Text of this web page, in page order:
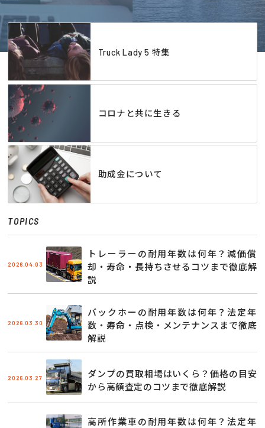
Truck Lady 5 特集
コロナと共に生きる
助成金について
TOPICS
2026.04.03
トレーラーの耐用年数は何年？減価償
却・寿命・長持ちさせるコツまで徹底解
説
2026.03.30
バックホーの耐用年数は何年？法定年
数・寿命・点検・メンテナンスまで徹底
解説
2026.03.27
ダンプの買取相場はいくら？価格の目安
から高額査定のコツまで徹底解説
高所作業車の耐用年数は何年？法定年